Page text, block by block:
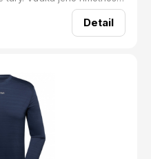
športovci. Funkčný
aktívne odvádza vlhokosť
prechladnutie. Tričko je
necítite. Vysoký
39% Polypropylén /
Detail